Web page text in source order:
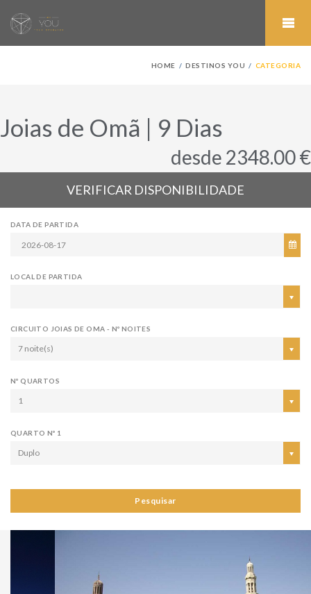
HOME DESTINOS YOU CATEGORIA
Joias de Omã | 9 Dias
desde 2348.00 €
VERIFICAR DISPONIBILIDADE
DATA DE PARTIDA
LOCAL DE PARTIDA
CIRCUITO JOIAS DE OMA - Nº NOITES
7 noite(s)
Nº QUARTOS
1
QUARTO Nº 1
Duplo
Pesquisar